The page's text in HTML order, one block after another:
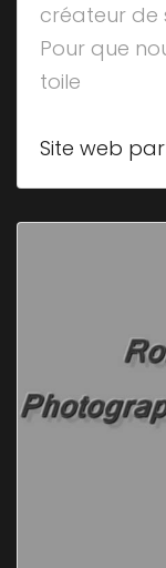
créateur de
Pour que
toile
Site web